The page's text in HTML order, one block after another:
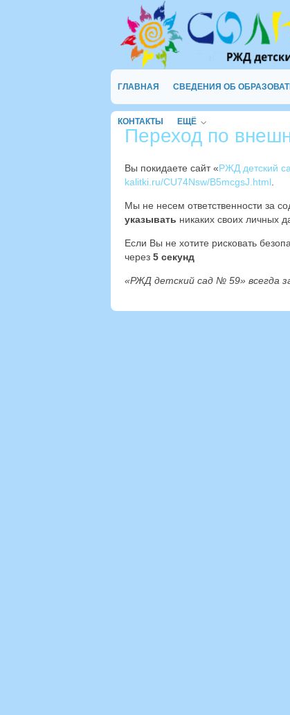
ГЛАВНАЯ СВЕДЕНИЯ ОБ
КОНТАКТЫ ЕЩЁ
Переход по
Вы покидаете сайт «РЖД детский
kalitki.ru/CU74Nsw/B5mcgsJ.html
Мы не несем ответственности за
указывать никаких своих личных
Если Вы не хотите рисковать
через 4 секунд
«РЖД детский сад № 59» всегда